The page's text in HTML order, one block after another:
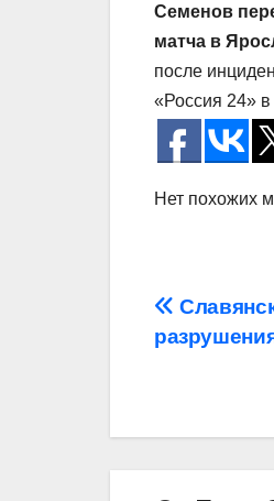
Семенов
матча в
после
«Россия 24»
Нет похожих
по